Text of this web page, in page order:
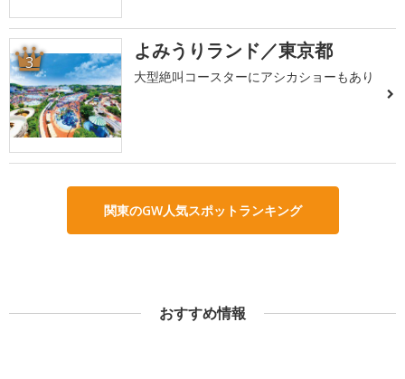
3 よみうりランド／東京都
大型絶叫コースターにアシカショーもあり
関東のGW人気スポットランキング
おすすめ情報